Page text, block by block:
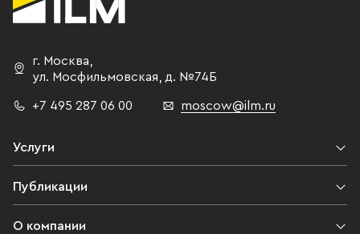
г. Москва,
ул. Мосфильмовская, д. №74Б
+7 495 287 06 00 moscow@ilm.ru
Услуги
Публикации
О компании